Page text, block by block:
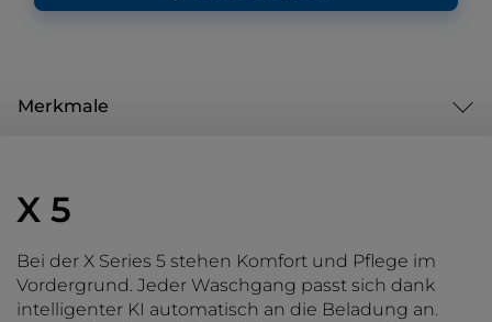
Merkmale
X 5
Bei der X Series 5 stehen Komfort und Pflege im
Vordergrund. Jeder Waschgang passt sich dank
intelligenter KI automatisch an die Beladung an.